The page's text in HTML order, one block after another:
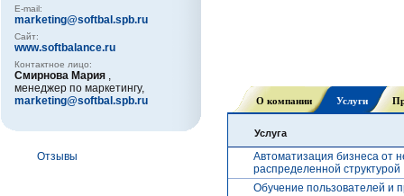
О компании Услуги
Услуга
Автоматизация бизнеса от
распределенной структурой
Обучение пользователей и
E-mail:
marketing@softbal.spb.ru
Сайт:
www.softbalance.ru
Контактное лицо:
Смирнова Мария ,
менеджер по маркетингу,
marketing@softbal.spb.ru
Отзывы